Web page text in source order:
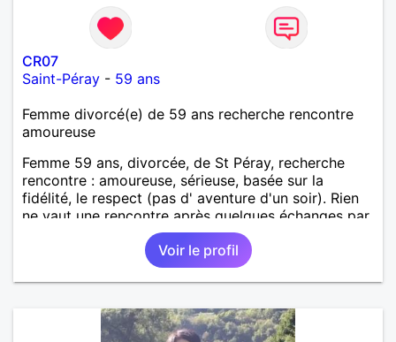
CR07
Saint-Péray - 59 ans
Femme divorcé(e) de 59 ans recherche rencontre
amoureuse
Femme 59 ans, divorcée, de St Péray, recherche
rencontre : amoureuse, sérieuse, basée sur la
fidélité, le respect (pas d' aventure d'un soir). Rien
ne vaut une rencontre après quelques échanges par
messages pour savoir si il y a un feeling entre les
deux et le désir de se revoir. Au plaisir de se
Voir le profil